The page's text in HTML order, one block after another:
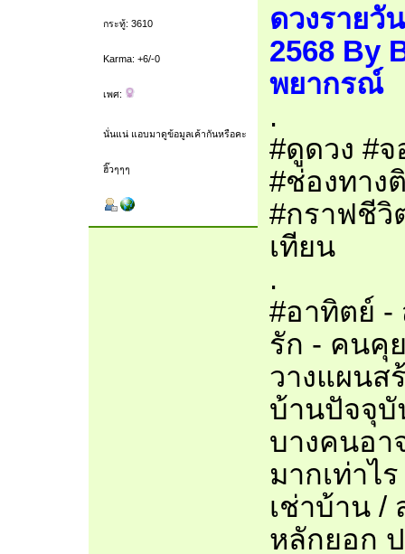
กระทู้: 3610
Karma: +6/-0
เพศ:
นั่นแน่ แอบมาดูข้อมูลเค้ากันหรือคะ
ฮิ๊วๆๆๆ
ดวงรายวั
2568 By
พยากรณ์
.
#ดูดวง #
#ช่องทาง
#กราฟชีวิ
เทียน
.
#อาทิตย์ -
รัก - คนคุ
วางแผนส
บ้านปัจจุบั
บางคนอา
มากเท่าไ
เช่าบ้าน /
หลักยอก